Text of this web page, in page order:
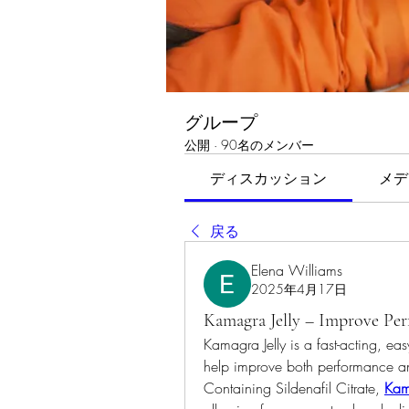
グループ
公開 · 90名のメンバー
ディスカッション メ
戻る
Elena Williams
2025年4月17日
Kamagra Jelly – Improve
Kamagra Jelly is a fast-acting,
help improve both performance
Containing Sildenafil Citrate,